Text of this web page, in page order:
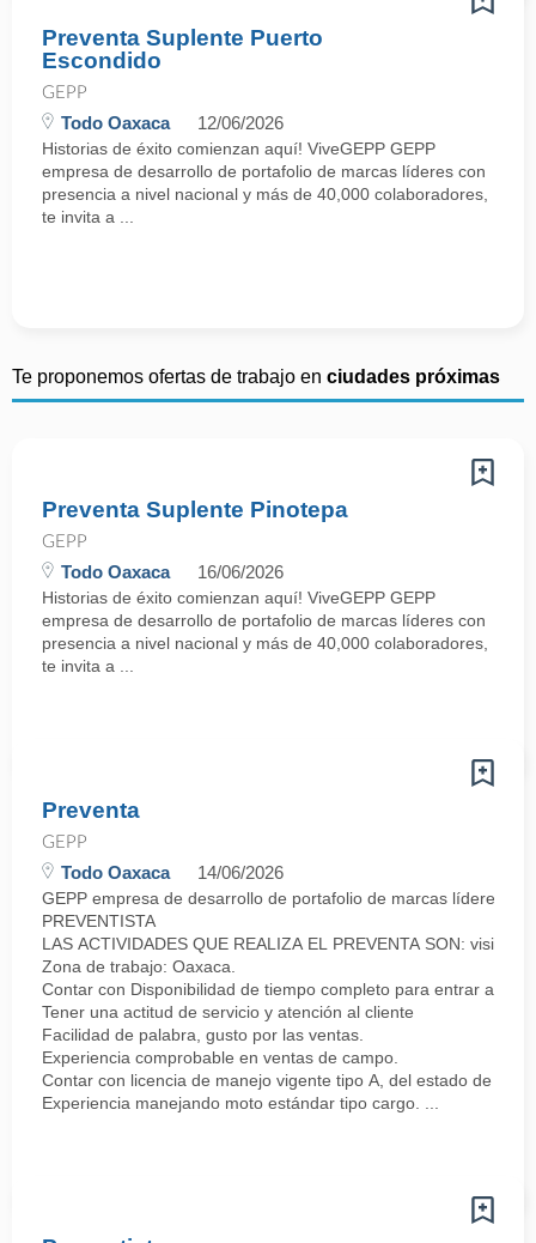
Preventa Suplente Puerto
Escondido
GEPP
Todo Oaxaca 12/06/2026
Historias de éxito comienzan aquí! ViveGEPP GEPP
empresa de desarrollo de portafolio de marcas líderes con
presencia a nivel nacional y más de 40,000 colaboradores,
te invita a ...
Te proponemos ofertas de trabajo en ciudades próximas
Preventa Suplente Pinotepa
GEPP
Todo Oaxaca 16/06/2026
Historias de éxito comienzan aquí! ViveGEPP GEPP
empresa de desarrollo de portafolio de marcas líderes con
presencia a nivel nacional y más de 40,000 colaboradores,
te invita a ...
Preventa
GEPP
Todo Oaxaca 14/06/2026
GEPP empresa de desarrollo de portafolio de marcas líderes
PREVENTISTA
LAS ACTIVIDADES QUE REALIZA EL PREVENTA SON:
Zona de trabajo: Oaxaca.
Contar con Disponibilidad de tiempo completo para entrar a
Tener una actitud de servicio y atención al cliente
Facilidad de palabra, gusto por las ventas.
Experiencia comprobable en ventas de campo.
Contar con licencia de manejo vigente tipo A, del estado de
Experiencia manejando moto estándar tipo cargo. ...